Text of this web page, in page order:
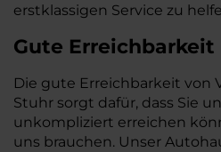
erstklassigen Service zu
Gute Erreichbarkeit
Die gute Erreichbarkeit von
Stuhr sorgt dafür, dass Sie
unkompliziert erreichen
uns brauchen. Unser